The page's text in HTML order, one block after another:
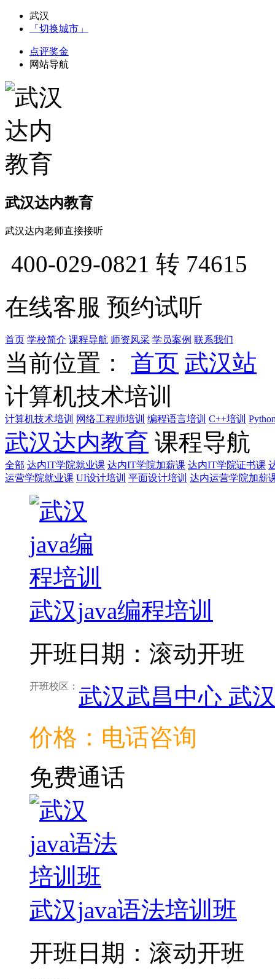
武汉
「切换城市」
点评奖金
网站导航
武汉达内教育
武汉达内老师直接接听
400-029-0821 转 74615
在线客服 预约试听
首页 学校简介 课程导航 师资风采 学员案例 联系我们
当前位置： 首页 武汉站
计算机技术培训
计算机技术培训 网络工程师培训 编程语言培训 C++培训
武汉达内教育 课程导航
全部 达内IT学院就业课 达内IT学院加薪课 达内IT学院证书课
运营学院就业课 UI设计培训 平面设计培训 达内运营学院加薪
武汉java编程培训
开班日期：滚动开班
开班校区： 武汉武昌中心 武
价格：电话咨询
免费通话
武汉java语法培训班
开班日期：滚动开班